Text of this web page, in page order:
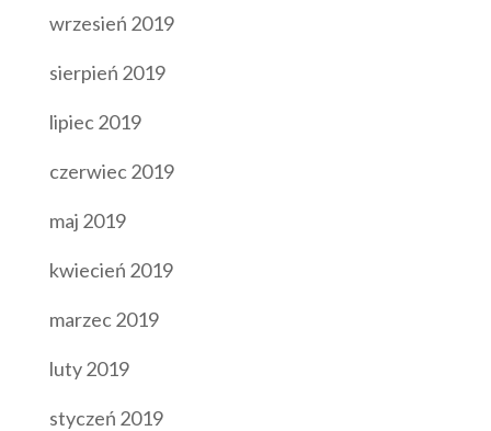
wrzesień 2019
sierpień 2019
lipiec 2019
czerwiec 2019
maj 2019
kwiecień 2019
marzec 2019
luty 2019
styczeń 2019